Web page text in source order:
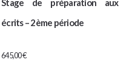
Stage de préparation aux
écrits – 2ème période
645,00€